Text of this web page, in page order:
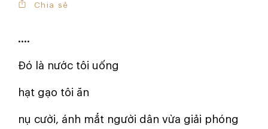
Chia sẻ
....
Đó là nước tôi uống
hạt gạo tôi ăn
nụ cười, ánh mắt người dân vừa giải phóng